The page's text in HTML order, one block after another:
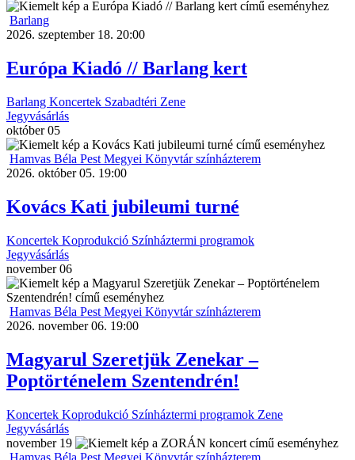
Barlang
2026. szeptember 18. 20:00
Európa Kiadó // Barlang kert
Barlang Koncertek Szabadtéri Zene
Jegyvásárlás
október 05
Hamvas Béla Pest Megyei Könyvtár színházterem
2026. október 05. 19:00
Kovács Kati jubileumi turné
Koncertek Koprodukció Színháztermi programok
Jegyvásárlás
november 06
Hamvas Béla Pest Megyei Könyvtár színházterem
2026. november 06. 19:00
Magyarul Szeretjük Zenekar –
Poptörténelem Szentendrén!
Koncertek Koprodukció Színháztermi programok Zene
Jegyvásárlás
november 19
Hamvas Béla Pest Megyei Könyvtár színházterem